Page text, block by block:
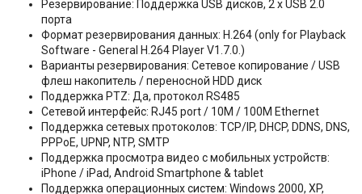
Резервирование: Поддержка USB дисков, 2 x USB 2.0
порта
Формат резервирования данных: H.264 (only for Playback
Software - General H.264 Player V1.7.0.)
Варианты резервирования: Сетевое копирование / USB
флеш накопитель / переносной HDD диск
Поддержка PTZ: Да, протокол RS485
Сетевой интерфейс: RJ45 port / 10M / 100M Ethernet
Поддержка сетевых протоколов: TCP/IP, DHCP, DDNS, DNS,
PPPoE, UPNP, NTP, SMTP
Поддержка просмотра видео с мобильных устройств:
iPhone / iPad, Android Smartphone & tablet
Поддержка операционных систем: Windows 2000, XP,